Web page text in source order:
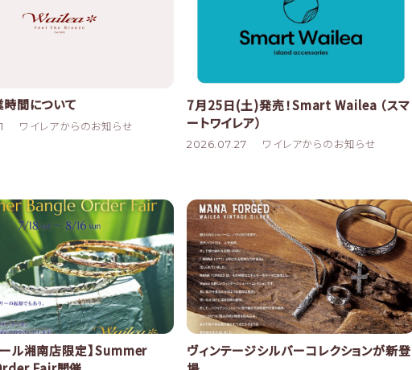
間について
ワイレアからのお知らせ
7月25日(土)発売！Smart Wailea （スマ
ートワイレア）
2026.07.27 ワイレアからのお知らせ
ール湘南店限定】Summer
ヴィンテージシルバーコレクションが新登